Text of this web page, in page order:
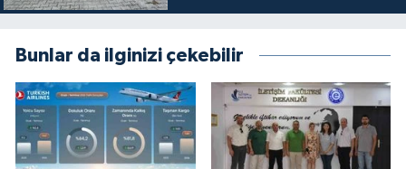
Bunlar da ilginizi çekebilir